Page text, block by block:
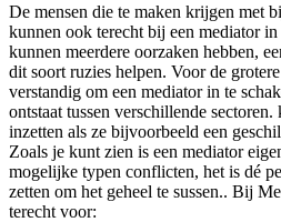
De mensen die te maken krijgen met
kunnen ook terecht bij een mediator
kunnen meerdere oorzaken hebben,
dit soort ruzies helpen. Voor de
verstandig om een mediator in te
ontstaat tussen verschillende
inzetten als ze bijvoorbeeld een
Zoals je kunt zien is een mediator
mogelijke typen conflicten, het is dé
zetten om het geheel te sussen.. Bij
terecht voor: